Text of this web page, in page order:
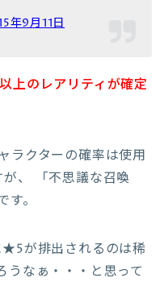
年9月11日
上のレアリティが確定
ラクターの確率は使用
、 「不思議な召喚
。
★5が排出されるのは稀
なぁ・・・と思って